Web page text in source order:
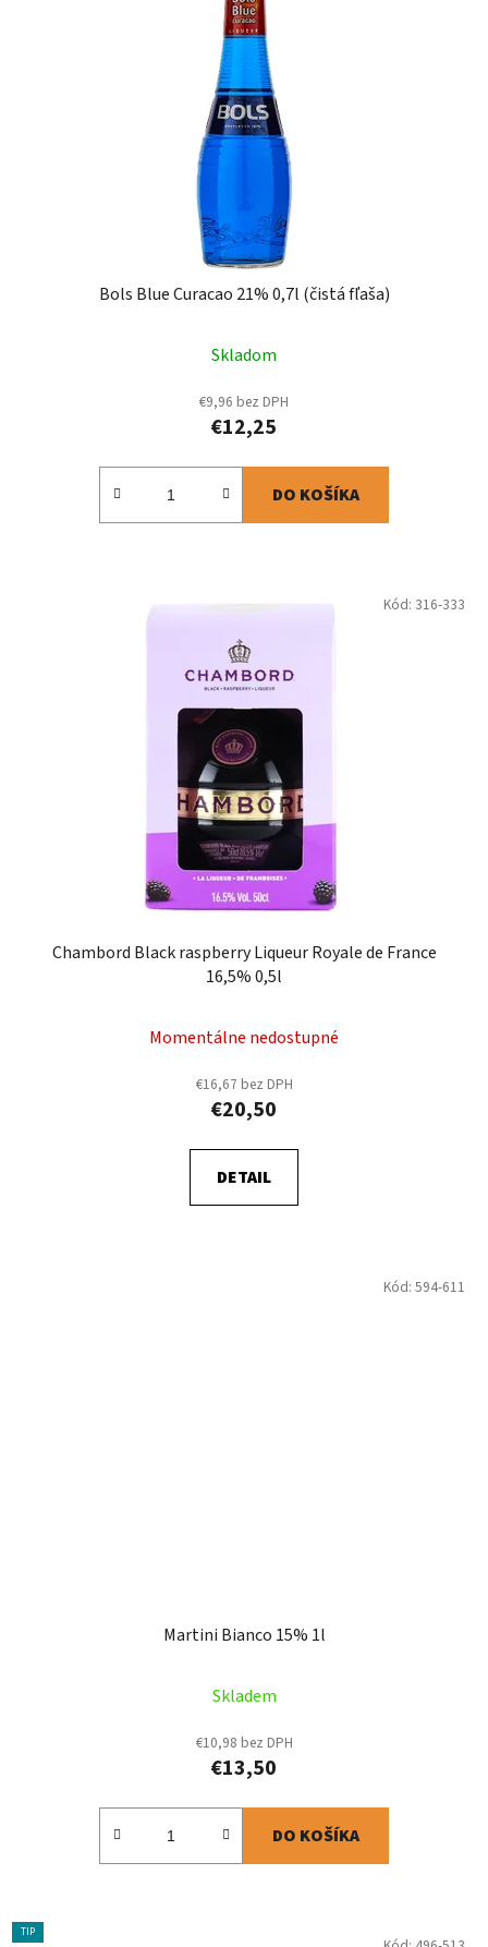
Bols Blue Curacao 21% 0,7l (čistá fľaša)
Skladom
€9,96 bez DPH
€12,25
DO KOŠÍKA
Chambord Black raspberry Liqueur Royale de France
16,5% 0,5l
Momentálne nedostupné
€16,67 bez DPH
€20,50
DETAIL
Kód: 316-333
Martini Bianco 15% 1l
Skladem
€10,98 bez DPH
€13,50
DO KOŠÍKA
Kód: 594-611
TIP